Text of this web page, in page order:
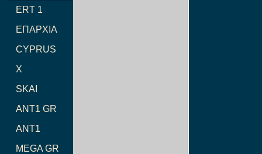
ERT 1
ΕΠΑΡΧΙΑ
CYPRUS
X
SKAI
ANT1 GR
ANT1
MEGA GR